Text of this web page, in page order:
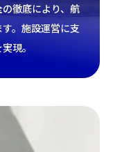
徹底により、航
。施設運営に支
現。